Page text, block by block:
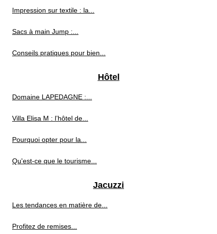
Impression sur textile : la...
Sacs à main Jump :...
Conseils pratiques pour bien...
Hôtel
Domaine LAPEDAGNE :...
Villa Elisa M : l’hôtel de...
Pourquoi opter pour la...
Qu'est-ce que le tourisme...
Jacuzzi
Les tendances en matière de...
Profitez de remises...